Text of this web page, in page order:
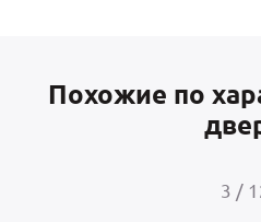
Похожие по
4 /